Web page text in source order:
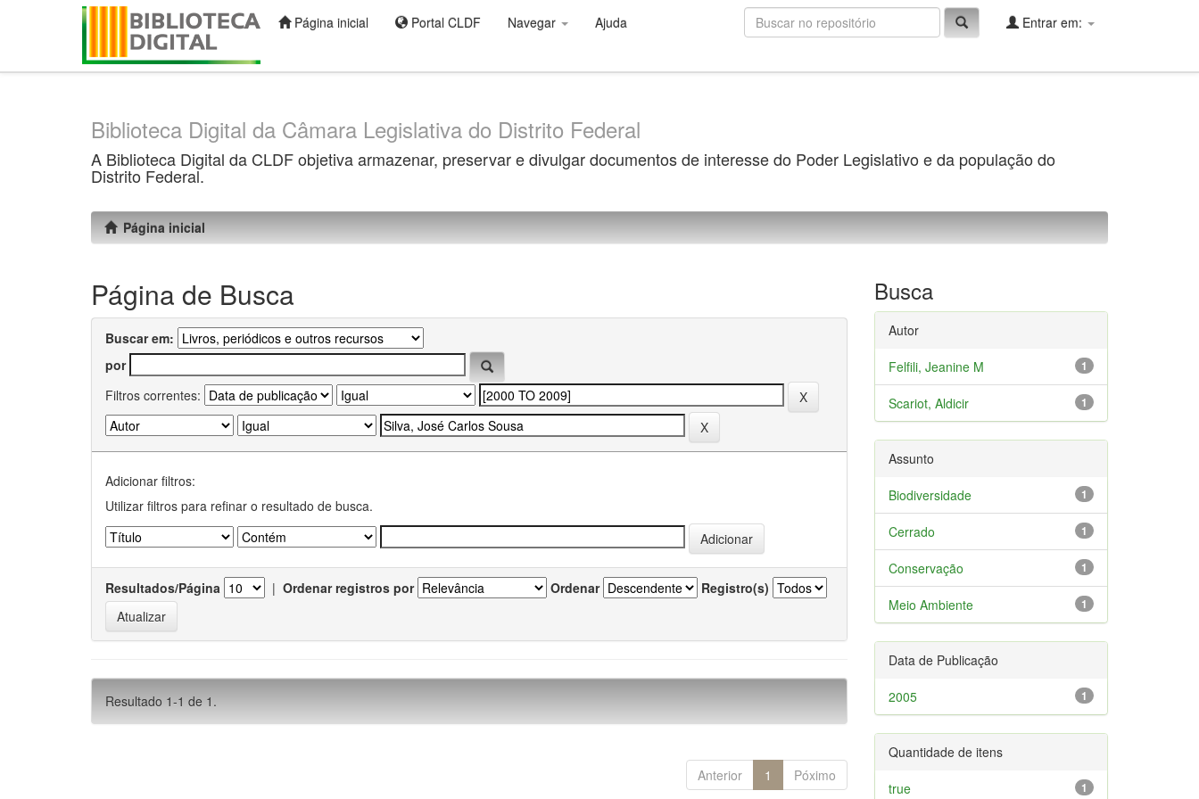
Página inicial Portal CLDF Navegar Ajuda Entrar em:
Biblioteca Digital da Câmara Legislativa do Distrito Federal
A Biblioteca Digital da CLDF objetiva armazenar, preservar e divulgar documentos de interesse do Poder Legislativo e da população do
Distrito Federal.
Página inicial
Página de Busca
Buscar em:
por
Filtros correntes:
Adicionar filtros:
Utilizar filtros para refinar o resultado de busca.
Resultados/Página | Ordenar registros por Ordenar Registro(s)
Resultado 1-1 de 1.
Anterior 1 Póximo
Busca
Autor
1
Felfili, Jeanine M
1
Scariot, Aldicir
Assunto
1
Biodiversidade
1
Cerrado
1
Conservação
1
Meio Ambiente
Data de Publicação
1
2005
Quantidade de itens
1
true